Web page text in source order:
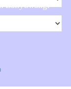
Banyuwangi